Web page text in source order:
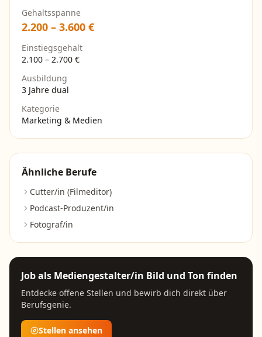
Gehaltsspanne
2.200 – 3.600 €
Einstiegsgehalt
2.100 – 2.700 €
Ausbildung
3 Jahre dual
Kategorie
Marketing & Medien
Ähnliche Berufe
Cutter/in (Filmeditor)
Podcast-Produzent/in
Fotograf/in
Job als Mediengestalter/in Bild und Ton finden
Entdecke offene Stellen und bewirb dich direkt über
Berufsgenie.
Stellen ansehen